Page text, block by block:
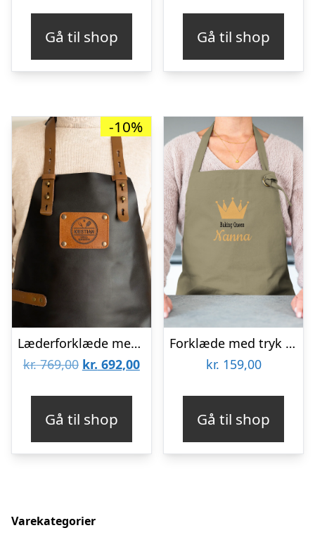
Gå til shop Gå til shop
-10%
Læderforklæde med Navn – Sort
kr.769,00 Den
kr. 769,00.
kr. 692,00Den
kr. 692,00.
Gå til shop
Forklæde med tryk – Grønt
kr. 159,00
Gå til shop
Varekategorier